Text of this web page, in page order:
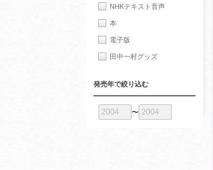
NHKテキスト音声
本
電子版
田中一村グッズ
発売年で絞り込む
〜